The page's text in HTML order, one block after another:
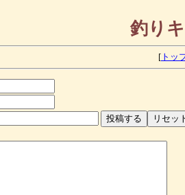
釣り
[ トッ